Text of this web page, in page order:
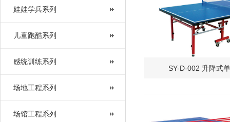
娃娃学兵系列
儿童跑酷系列
感统训练系列
场地工程系列
场馆工程系列
SY-D-002 升降式